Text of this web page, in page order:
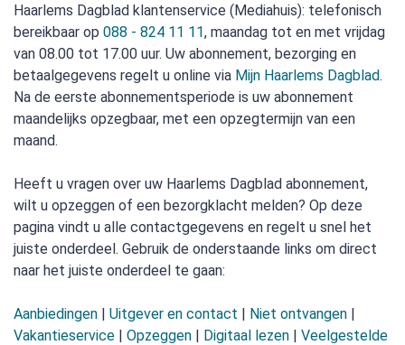
Haarlems Dagblad klantenservice (Mediahuis): telefonisch
bereikbaar op 088 - 824 11 11, maandag tot en met vrijdag
van 08.00 tot 17.00 uur. Uw abonnement, bezorging en
betaalgegevens regelt u online via Mijn Haarlems Dagblad.
Na de eerste abonnementsperiode is uw abonnement
maandelijks opzegbaar, met een opzegtermijn van een
maand.
Heeft u vragen over uw Haarlems Dagblad abonnement,
wilt u opzeggen of een bezorgklacht melden? Op deze
pagina vindt u alle contactgegevens en regelt u snel het
juiste onderdeel. Gebruik de onderstaande links om direct
naar het juiste onderdeel te gaan:
Aanbiedingen | Uitgever en contact | Niet ontvangen |
Vakantieservice | Opzeggen | Digitaal lezen | Veelgestelde